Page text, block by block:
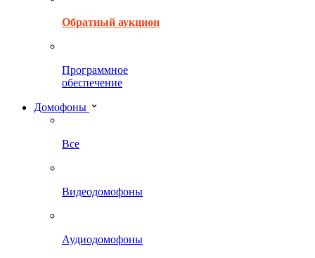
Обратный аукцион
Программное
обеспечение
Домофоны
Все
Видеодомофоны
Аудиодомофоны